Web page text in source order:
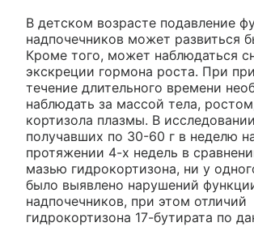
В детском возрасте подавление
надпочечников может развиться
Кроме того, может наблюдаться
экскреции гормона роста. При
течение длительного времени
наблюдать за массой тела,
кортизола плазмы. В
получавших по 30-60 г в неделю
протяжении 4-х недель в
мазью гидрокортизона, ни у
было выявлено нарушений
надпочечников, при этом отличий
гидрокортизона 17-бутирата по